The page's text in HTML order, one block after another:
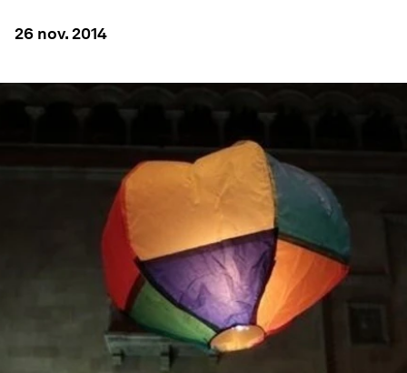
26 nov. 2014